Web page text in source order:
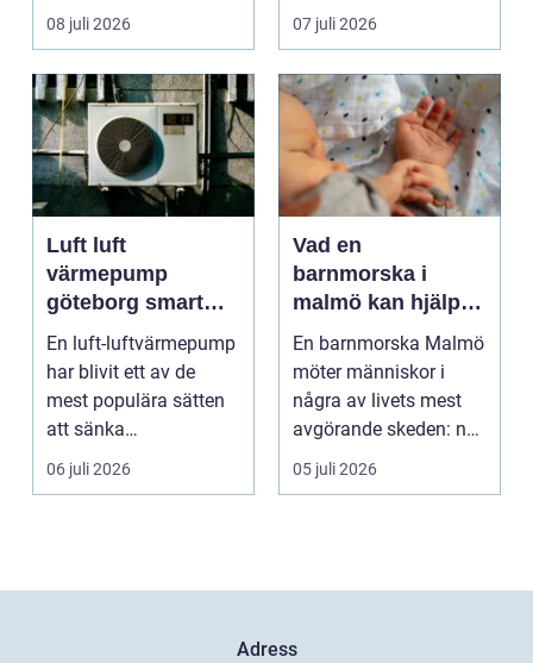
många bilägare i oc...
08 juli 2026
frågor få svar: var ska
07 juli 2026
Luft luft
värmepump
göteborg smart
värme för
kustklimat
En luft-luftvärmepump
har blivit ett av de
mest populära sätten
att sänka
uppvärmningskostnad
06 juli 2026
Vad en
barnmorska i
malmö kan hjälpa
till med genom
livets olika faser
En barnmorska Malmö
möter människor i
några av livets mest
avgörande skeden: när
en graviditet plane...
05 juli 2026
Adress